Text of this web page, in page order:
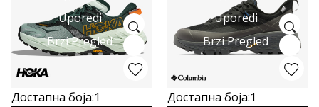
Uporedi
Brzi Pregled
Достапна боја:1
Uporedi
Brzi Pregled
Достапна боја:1